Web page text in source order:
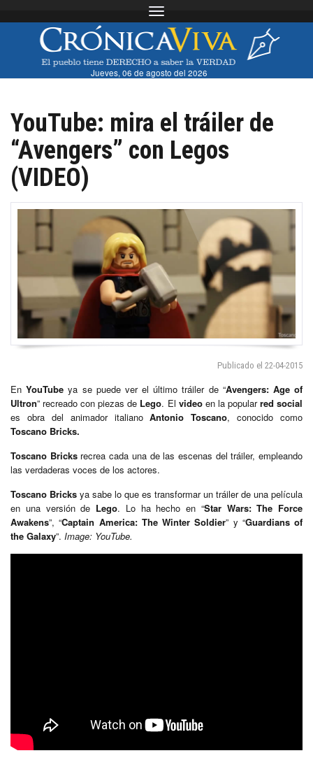
Toggle navigation
Jueves, 06 de agosto del 2026
YouTube: mira el tráiler de
“Avengers” con Legos
(VIDEO)
Publicado el 22-04-2015
EnYouTube ya se puede ver el último tráiler de “Avengers: Age of
Ultron” recreado con piezas de Lego. El video en la popular red social
es obra del animador italianoAntonio Toscano, conocido como
Toscano Bricks.
Toscano Bricksrecrea cada una de las escenas del tráiler, empleando
las verdaderas voces de los actores.
Toscano Bricks ya sabe lo que es transformar un tráiler de una película
en una versión de Lego. Lo ha hecho en “Star Wars: The Force
Awakens”, “Captain America: The Winter Soldier” y “Guardians of
the Galaxy”. Image: YouTube.